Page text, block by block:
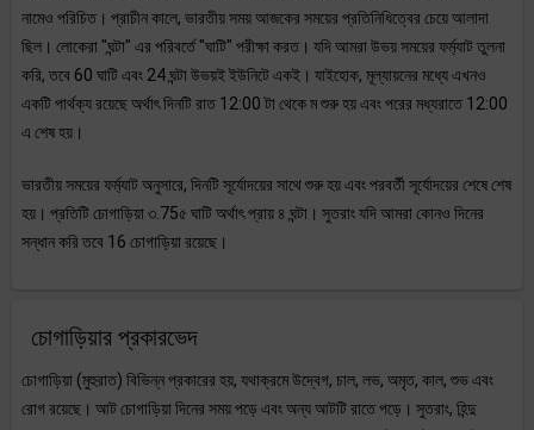
নামেও পরিচিত। প্রাচীন কালে, ভারতীয় সময় আজকের সময়ের প্রতিনিধিত্বের চেয়ে আলাদা
ছিল। লোকেরা "ঘন্টা" এর পরিবর্তে "ঘাটি" পরীক্ষা করত। যদি আমরা উভয় সময়ের ফর্ম্যাট তুলনা
করি, তবে 60 ঘাটি এবং 24 ঘন্টা উভয়ই ইউনিটে একই। যাইহোক, মূল্যায়নের মধ্যে এখনও
একটি পার্থক্য রয়েছে অর্থাৎ দিনটি রাত 12:00 টা থেকে ম শুরু হয় এবং পরের মধ্যরাতে 12:00
এ শেষ হয়।
ভারতীয় সময়ের ফর্ম্যাট অনুসারে, দিনটি সূর্যোদয়ের সাথে শুরু হয় এবং পরবর্তী সূর্যোদয়ের শেষে শেষ
হয়। প্রতিটি চোগাড়িয়া ৩.75৫ ঘাটি অর্থাৎ প্রায় ৪ ঘন্টা। সুতরাং যদি আমরা কোনও দিনের
সন্ধান করি তবে 16 চোগাড়িয়া রয়েছে।
চোগাড়িয়ার প্রকারভেদ
চোগাড়িয়া (মুহুরাত) বিভিন্ন প্রকারের হয়, যথাক্রমে উদ্বেগ, চাল, লভ, অমৃত, কাল, শুভ এবং
রোগ রয়েছে। আট চোগাড়িয়া দিনের সময় পড়ে এবং অন্য আটটি রাতে পড়ে। সুতরাং, হিন্দু